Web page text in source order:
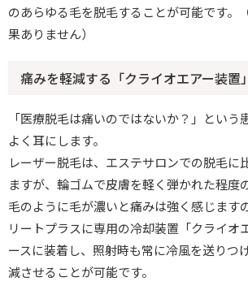
のあらゆる毛を脱毛することが可能です。
果ありません）
痛みを軽減する「クライオエアー装置」
「医療脱毛は痛いのではないか？」という
よく耳にします。
レーザー脱毛は、エステサロンでの脱毛に
ますが、輪ゴムで皮膚を軽く弾かれた程度
毛のように毛が濃いと痛みは強く感じます
リートプラスに専用の冷却装置「クライオ
ースに装着し、照射時も常に冷風を送りつ
減させることが可能です。